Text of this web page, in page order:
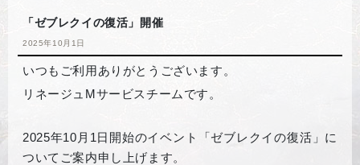
「ゼブレクイの復活」開催
2025年10月1日
いつもご利用ありがとうございます。
リネージュMサービスチームです。
2025年10月1日開始のイベント「ゼブレクイの復活」に
ついてご案内申し上げます。